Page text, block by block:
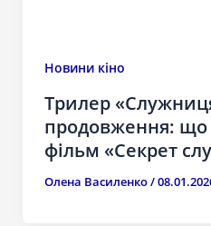
Новини кіно
Трилер
продовження: що
фільм «Секрет
Олена Василенко/